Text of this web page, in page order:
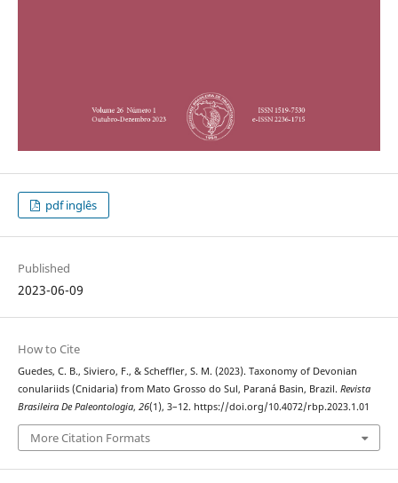
pdf inglês
Published
2023-06-09
How to Cite
Guedes, C. B., Siviero, F., & Scheffler, S. M. (2023). Taxonomy of Devonian
conulariids (Cnidaria) from Mato Grosso do Sul, Paraná Basin, Brazil. Revista
Brasileira De Paleontologia, 26(1), 3–12. https://doi.org/10.4072/rbp.2023.1.01
More Citation Formats